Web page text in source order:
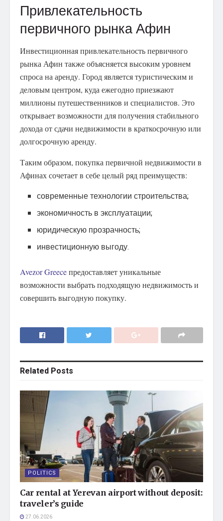
Привлекательность
первичного рынка Афин
Инвестиционная привлекательность первичного
рынка Афин также объясняется высоким уровнем
спроса на аренду. Город является туристическим и
деловым центром, куда ежегодно приезжают
миллионы путешественников и специалистов. Это
открывает возможности для получения стабильного
дохода от сдачи недвижимости в краткосрочную или
долгосрочную аренду.
Таким образом, покупка первичной недвижимости в
Афинах сочетает в себе целый ряд преимуществ:
современные технологии строительства;
экономичность в эксплуатации;
юридическую прозрачность;
инвестиционную выгоду.
Avezor Greeceпредоставляет уникальные
возможности выбрать подходящую недвижимость и
совершить выгодную покупку.
Related Posts
POLITICS
Car rental at Yerevan airport without deposit:
traveler’s guide
27.06.2026